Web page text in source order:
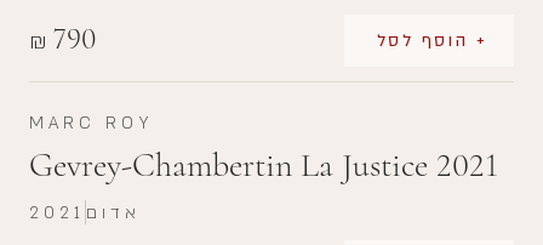
₪ 790 + הוסף לסל
MARC ROY
Gevrey-Chambertin La Justice 2021
2021 אדום